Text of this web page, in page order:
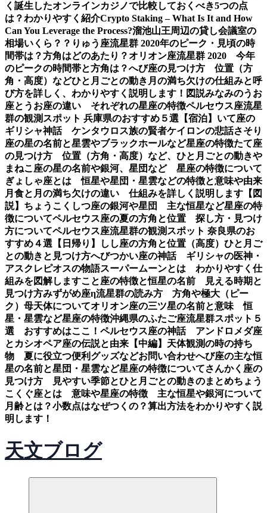
く誕生したオンラインカジノで比較しておくべき5つの点
は？わかりやすく紹介Crypto Staking – What Is It and How
Can You Leverage the Process?溜池山王周辺の貸し会議室の
相場いくら？？ りゅう座流星群 2020年のピーク・見頃の時
間帯は？方角はどのあたり？オリオン座流星群 2020 今年
のピークの時間帯と方角は？へび座の見つけ方 位置（方
角・高度）などひと月ごとの動き 月の満ち欠けの仕組みと呼
び方を詳しく、わかりやすく説明します！図説みなみのうお
座とうお座の違い それぞれの星座の特徴ペルセウス座流星
群の観測スポット 兵庫県のおすすめ５選【宿泊】 いて座の
ギリシャ神話 ケンタウロス族の賢者ケイロンの悲話さそり
座の星の名前と星雲やブラックホールなど星座の特徴たて座
の見つけ方 位置（方角・高度）など、ひと月ごとの動きや
まねこ座の星の名前や銀河、星団など 星座の特徴について
ぎょしゃ座とは 恒星や星団・星雲などの特徴と意味や由来
月食と月の満ち欠けの違い 仕組みを詳しく説明します【図
説】 ちょうこくしつ座の銀河や星団 主な恒星など星座の特
徴についてペルセウス座の夏の方角と位置 探し方・見つけ
方についてペルセウス座流星群の観測スポット 奈良県のお
すすめ４選【日帰り】
しし座の方角と位置（高度）ひと月ご
との動きと見つけ方へびつかい座の神話 ギリシャの医神・
アスクレピオスの物語スーパームーンとは わかりやすく仕
組みを図解しますこと座の特徴と恒星の名前 見える時期と
見つけ方みずがめ座η流星群の読み方 方角や極大（ピー
ク）母天体についてオリオン座の三ツ星の名前と意味 恒
星・星雲など星座の特徴沖縄県のふたご座流星群スポット５
選 おすすめはここ！ ペルセウス座の神話 アンドロメダ座
とカシオペア座の伝説と由来【中編】 天体観測の時の持ち
物 夏に役立つ便利グッズなどお問い合わせへび座の主な恒
星の名前と星団・星雲など星座の特徴についてさんかく座の
見つけ方 見やすい季節とひと月ごとの動きのまとめちょう
こくぐ座とは 意味や星座の特徴 主な恒星や銀河について
月齢とは？小数点はなぜつくの？算出方法をわかりやすく説
明します！
天文ブログ